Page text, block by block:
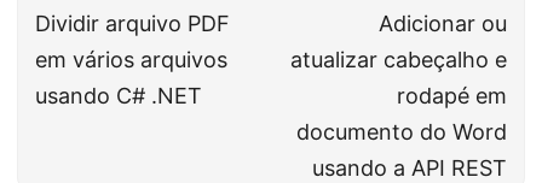
Dividir arquivo PDF
em vários arquivos
usando C# .NET
Adicionar ou
atualizar cabeçalho e
rodapé em
documento do Word
usando a API REST